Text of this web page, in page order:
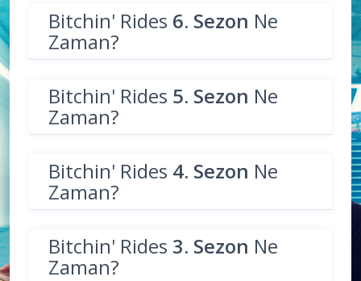
Bitchin' Rides 6. Sezon Ne
Zaman?
Bitchin' Rides 5. Sezon Ne
Zaman?
Bitchin' Rides 4. Sezon Ne
Zaman?
Bitchin' Rides 3. Sezon Ne
Zaman?